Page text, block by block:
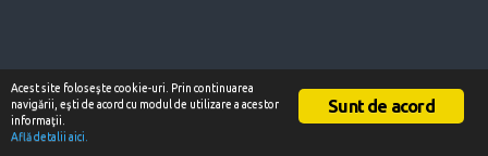
Sunt de acord
Acest site foloseşte cookie-uri. Prin continuarea
navigării, eşti de acord cu modul de utilizare a acestor
informaţii.
Află detalii aici.